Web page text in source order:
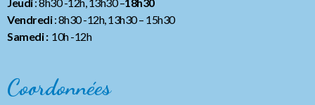
Vendredi: 8h30 -12h, 13h30– 15h30
Samedi :10h -12h
Coordonnées